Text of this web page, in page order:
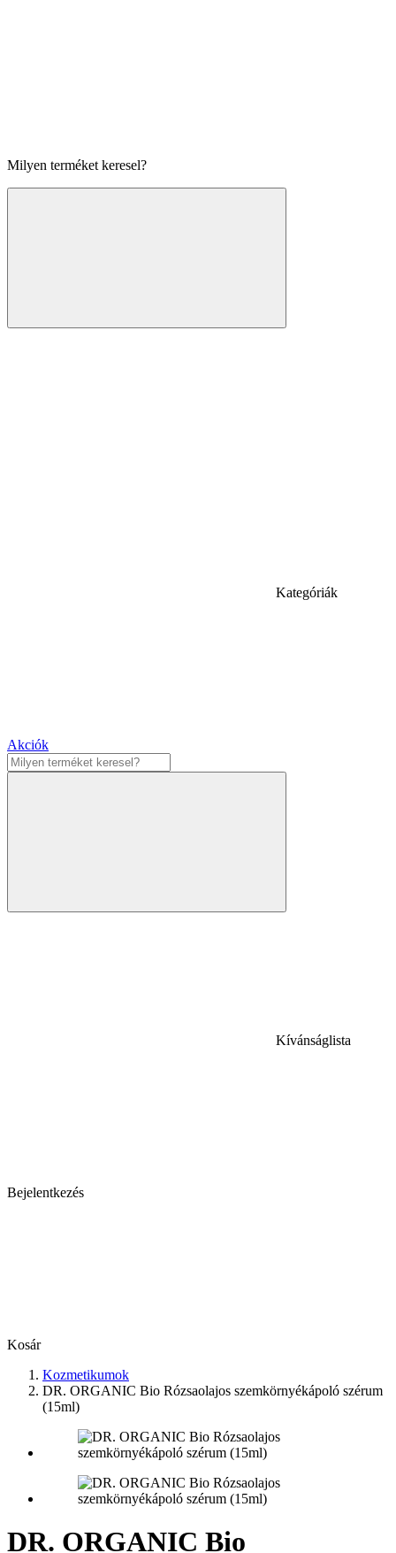
Milyen terméket keresel?
Kategóriák
Akciók
Kívánságlista
Bejelentkezés
Kosár
Kozmetikumok
DR. ORGANIC Bio Rózsaolajos szemkörnyékápoló szérum
(15ml)
DR. ORGANIC Bio